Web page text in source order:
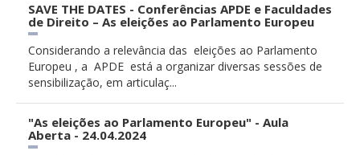
SAVE THE DATES - Conferências APDE e Faculdades
de Direito – As eleições ao Parlamento Europeu
Considerando a relevância das eleições ao Parlamento
Europeu , a APDE está a organizar diversas sessões de
sensibilização, em articulaç...
"As eleições ao Parlamento Europeu" - Aula
Aberta - 24.04.2024